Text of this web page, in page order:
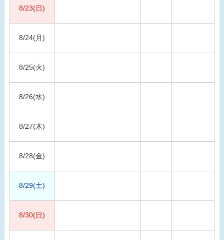
8/23(日)
8/24(月)
8/25(火)
8/26(水)
8/27(木)
8/28(金)
8/29(土)
8/30(日)